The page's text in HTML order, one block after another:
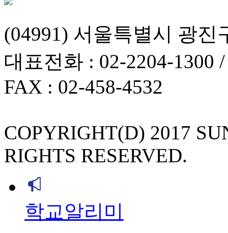
(04991) 서울특별시 광진
대표전화 : 02-2204-1300
FAX : 02-458-4532
COPYRIGHT(D) 2017
RIGHTS RESERVED.
학교알리미